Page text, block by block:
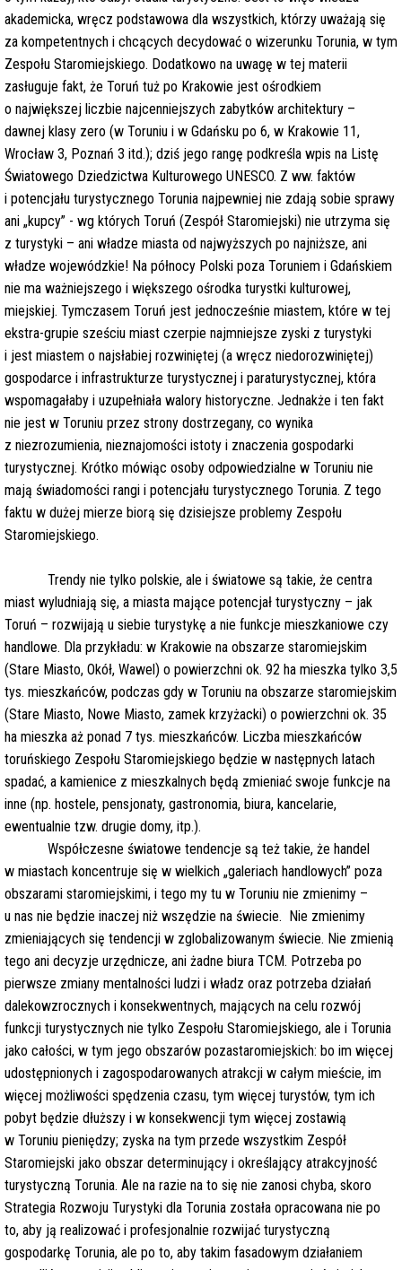
akademicka, wręcz podstawowa dla wszystkich, którzy uważają się
za kompetentnych i chcących decydować o wizerunku Torunia, w tym
Zespołu Staromiejskiego. Dodatkowo na uwagę w tej materii
zasługuje fakt, że Toruń tuż po Krakowie jest ośrodkiem
o największej liczbie najcenniejszych zabytków architektury –
dawnej klasy zero (w Toruniu i w Gdańsku po 6, w Krakowie 11,
Wrocław 3, Poznań 3 itd.); dziś jego rangę podkreśla wpis na Listę
Światowego Dziedzictwa Kulturowego UNESCO. Z ww. faktów
i potencjału turystycznego Torunia najpewniej nie zdają sobie sprawy
ani „kupcy” - wg których Toruń (Zespół Staromiejski) nie utrzyma się
z turystyki – ani władze miasta od najwyższych po najniższe, ani
władze wojewódzkie! Na północy Polski poza Toruniem i Gdańskiem
nie ma ważniejszego i większego ośrodka turystki kulturowej,
miejskiej. Tymczasem Toruń jest jednocześnie miastem, które w tej
ekstra-grupie sześciu miast czerpie najmniejsze zyski z turystyki
i jest miastem o najsłabiej rozwiniętej (a wręcz niedorozwiniętej)
gospodarce i infrastrukturze turystycznej i paraturystycznej, która
wspomagałaby i uzupełniała walory historyczne. Jednakże i ten fakt
nie jest w Toruniu przez strony dostrzegany, co wynika
z niezrozumienia, nieznajomości istoty i znaczenia gospodarki
turystycznej. Krótko mówiąc osoby odpowiedzialne w Toruniu nie
mają świadomości rangi i potencjału turystycznego Torunia. Z tego
faktu w dużej mierze biorą się dzisiejsze problemy Zespołu
Staromiejskiego.
Trendy nie tylko polskie, ale i światowe są takie, że centra
miast wyludniają się, a miasta mające potencjał turystyczny – jak
Toruń – rozwijają u siebie turystykę a nie funkcje mieszkaniowe czy
handlowe. Dla przykładu: w Krakowie na obszarze staromiejskim
(Stare Miasto, Okół, Wawel) o powierzchni ok. 92 ha mieszka tylko 3,5
tys. mieszkańców, podczas gdy w Toruniu na obszarze staromiejskim
(Stare Miasto, Nowe Miasto, zamek krzyżacki) o powierzchni ok. 35
ha mieszka aż ponad 7 tys. mieszkańców. Liczba mieszkańców
toruńskiego Zespołu Staromiejskiego będzie w następnych latach
spadać, a kamienice z mieszkalnych będą zmieniać swoje funkcje na
inne (np. hostele, pensjonaty, gastronomia, biura, kancelarie,
ewentualnie tzw. drugie domy, itp.).
Współczesne światowe tendencje są też takie, że handel
w miastach koncentruje się w wielkich „galeriach handlowych” poza
obszarami staromiejskimi, i tego my tu w Toruniu nie zmienimy –
u nas nie będzie inaczej niż wszędzie na świecie. Nie zmienimy
zmieniających się tendencji w zglobalizowanym świecie. Nie zmienią
tego ani decyzje urzędnicze, ani żadne biura TCM. Potrzeba po
pierwsze zmiany mentalności ludzi i władz oraz potrzeba działań
dalekowzrocznych i konsekwentnych, mających na celu rozwój
funkcji turystycznych nie tylko Zespołu Staromiejskiego, ale i Torunia
jako całości, w tym jego obszarów pozastaromiejskich: bo im więcej
udostępnionych i zagospodarowanych atrakcji w całym mieście, im
więcej możliwości spędzenia czasu, tym więcej turystów, tym ich
pobyt będzie dłuższy i w konsekwencji tym więcej zostawią
w Toruniu pieniędzy; zyska na tym przede wszystkim Zespół
Staromiejski jako obszar determinujący i określający atrakcyjność
turystyczną Torunia. Ale na razie na to się nie zanosi chyba, skoro
Strategia Rozwoju Turystyki dla Torunia została opracowana nie po
to, aby ją realizować i profesjonalnie rozwijać turystyczną
gospodarkę Torunia, ale po to, aby takim fasadowym działaniem